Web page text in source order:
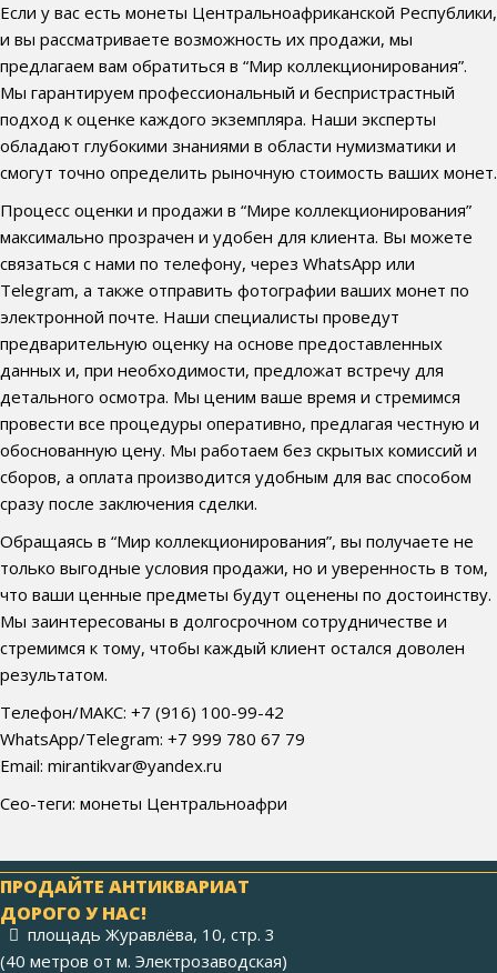
Если у вас есть монеты Центральноафриканской Республики,
и вы рассматриваете возможность их продажи, мы
предлагаем вам обратиться в “Мир коллекционирования”.
Мы гарантируем профессиональный и беспристрастный
подход к оценке каждого экземпляра. Наши эксперты
обладают глубокими знаниями в области нумизматики и
смогут точно определить рыночную стоимость ваших монет.
Процесс оценки и продажи в “Мире коллекционирования”
максимально прозрачен и удобен для клиента. Вы можете
связаться с нами по телефону, через WhatsApp или
Telegram, а также отправить фотографии ваших монет по
электронной почте. Наши специалисты проведут
предварительную оценку на основе предоставленных
данных и, при необходимости, предложат встречу для
детального осмотра. Мы ценим ваше время и стремимся
провести все процедуры оперативно, предлагая честную и
обоснованную цену. Мы работаем без скрытых комиссий и
сборов, а оплата производится удобным для вас способом
сразу после заключения сделки.
Обращаясь в “Мир коллекционирования”, вы получаете не
только выгодные условия продажи, но и уверенность в том,
что ваши ценные предметы будут оценены по достоинству.
Мы заинтересованы в долгосрочном сотрудничестве и
стремимся к тому, чтобы каждый клиент остался доволен
результатом.
Телефон/МАКС: +7 (916) 100-99-42
WhatsApp/Telegram: +7 999 780 67 79
Email: mirantikvar@yandex.ru
Сео-теги: монеты Центральноафри
ПРОДАЙТЕ АНТИКВАРИАТ
ДОРОГО У НАС!
площадь Журавлёва, 10, стр. 3
(40 метров от м. Электрозаводская)